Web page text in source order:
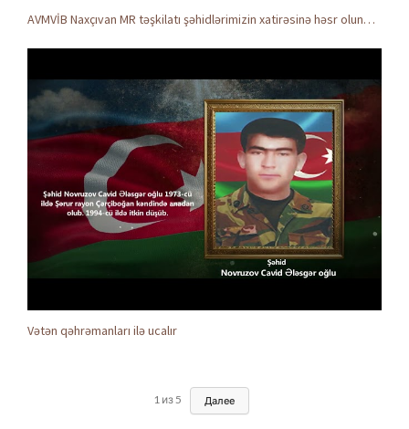
AVMVİB Naxçıvan MR təşkilatı şəhidlərimizin xatirəsinə həsr olunmuş tədbir keçirdi
Vətən qəhrəmanları ilə ucalır
1 из5 Далее